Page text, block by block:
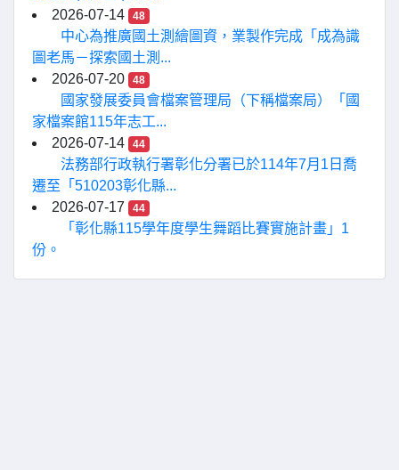
2026-07-14
48
中心為推廣國土測繪圖資，業製作完成「成為識
圖老馬－探索國土測...
2026-07-20
48
國家發展委員會檔案管理局（下稱檔案局）「國
家檔案館115年志工...
2026-07-14
44
法務部行政執行署彰化分署已於114年7月1日喬
遷至「510203彰化縣...
2026-07-17
44
「彰化縣115學年度學生舞蹈比賽實施計畫」1
份。